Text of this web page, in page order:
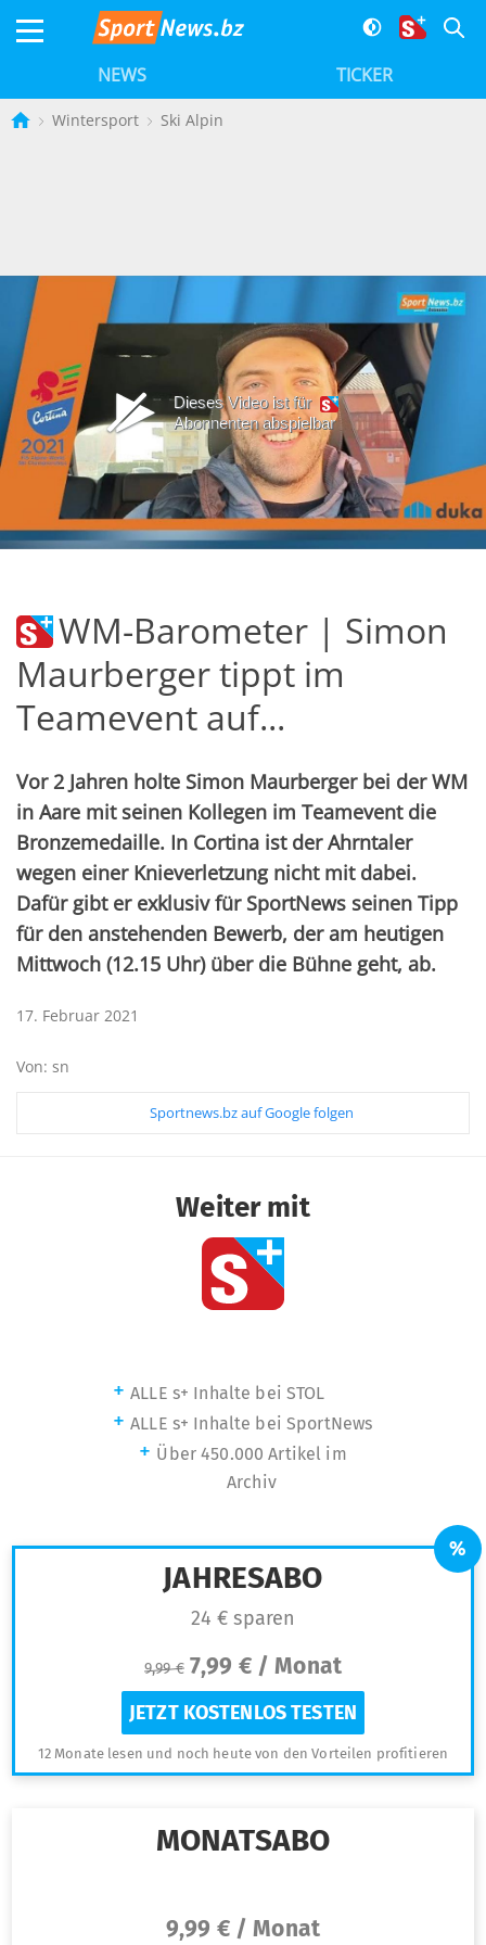
NEWS TICKER
Wintersport Ski Alpin
Dieses Video ist für
Abonnenten abspielbar
WM-Barometer | Simon
Maurberger tippt im
Teamevent auf...
Vor 2 Jahren holte Simon Maurberger bei der WM
in Aare mit seinen Kollegen im Teamevent die
Bronzemedaille. In Cortina ist der Ahrntaler
wegen einer Knieverletzung nicht mit dabei.
Dafür gibt er exklusiv für SportNews seinen Tipp
für den anstehenden Bewerb, der am heutigen
Mittwoch (12.15 Uhr) über die Bühne geht, ab.
17. Februar 2021
Von: sn
Sportnews.bz auf Google folgen